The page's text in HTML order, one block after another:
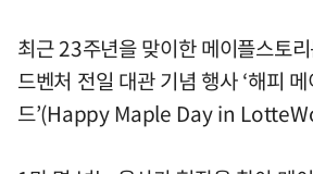
최근 23주년을 맞이한 메이플스토
드벤처 전일 대관 기념 행사 ‘해피
드’(Happy Maple Day in